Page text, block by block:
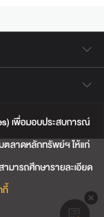
เพื่อมอบประสบการณ์
ตลาดหลักทรัพย์ฯ ให้แก่
มารถศึกษารายละเอียด
กี้